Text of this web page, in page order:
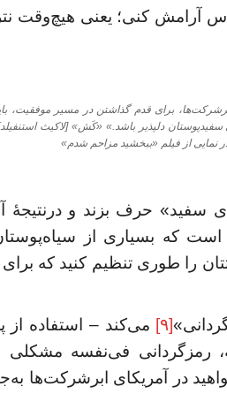
آرامش کنی؛ یعنی هیچ‌وقت
برای قدم گذاشتن در مسیر موفقیت،
سفیدپوستان دلپذیر باشد.» «کَش» [لاکیث
نمایی از فیلم «ببخشید مزاحم شدم»
سفید» حرف بزند و
که بسیاری از
را طوری تنظیم کنید که برای
[۹]
می‌کند – استفاده از
رمزگردانی فی‌نفسه مشکلی
در آمریکای ابرشرکت‌ها